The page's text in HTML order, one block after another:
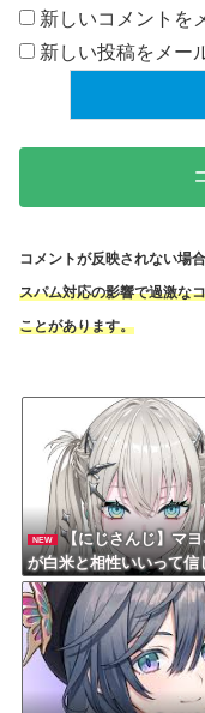
新しいコメントを
新しい投稿をメー
コメントが反映されない場
スパム対応の影響で過激な
ことがあります。
NEW
【にじさんじ】マ
が白米と相性いいって信
んだがマジ？